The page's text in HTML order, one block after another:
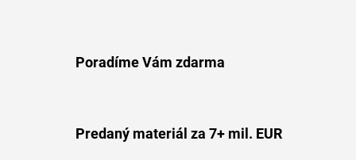
Poradíme Vám zdarma
Predaný materiál za 7+ mil. EUR